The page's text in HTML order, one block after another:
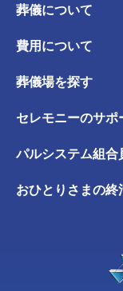
葬儀について
費用について
葬儀場を探す
セレモニーのサポ
パルシステム組合
おひとりさまの終